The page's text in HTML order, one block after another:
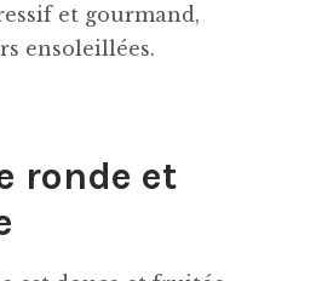
et gourmand,
ensoleillées.
ronde et